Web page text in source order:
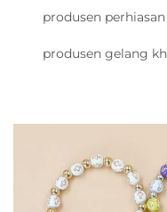
produsen
produsen gelang